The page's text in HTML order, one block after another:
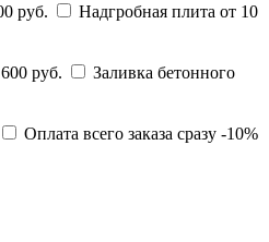
руб. Надгробная плита от 10
руб.
Заливка бетонного
Оплата всего заказа сразу -10%